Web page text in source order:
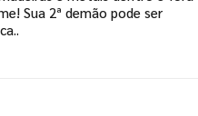
Sua 2ª demão pode ser